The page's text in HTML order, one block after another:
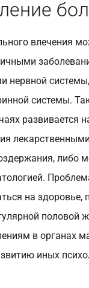
влечения
нервной
системы.
развивается
либо
на здоровье,
половой
в органах
иных